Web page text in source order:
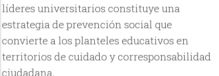
líderes universitarios constituye una
estrategia de prevención social que
convierte a los planteles educativos en
territorios de cuidado y corresponsabilidad
ciudadana.